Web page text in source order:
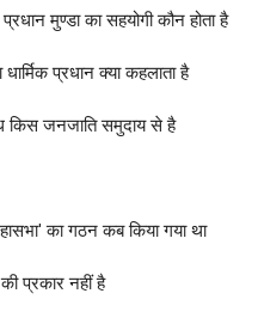
मुण्डा का सहयोगी कौन होता है
प्रधान क्या कहलाता है
किस जनजाति समुदाय से है
का गठन कब किया गया था
प्रकार नहीं है